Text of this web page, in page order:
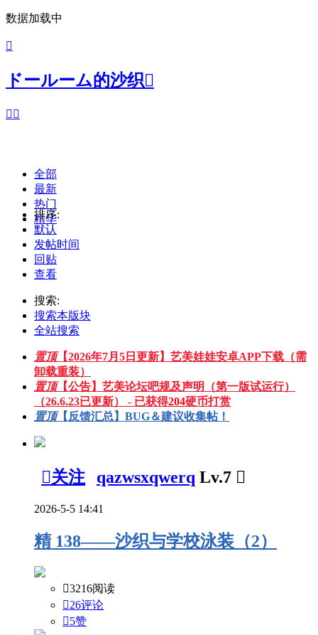
数据加载中

ドールーム的沙织
 
全部
最新
热门
精华
排序:
默认
发帖时间
回贴
查看
搜索:
搜索本版块
全站搜索
置顶【2026年7月5日更新】艺美娃娃安卓APP下载（需
卸载重装）
置顶【公告】艺美论坛吧规及声明（第一版试运行）
（26.6.23已更新） - 已获得204硬币打赏
置顶【反馈汇总】BUG＆建议收集帖！
关注 qazwsxqwerq Lv.7 
2026-5-5 14:41
精138——沙织与学校泳装（2）
3216阅读
26评论
5赞